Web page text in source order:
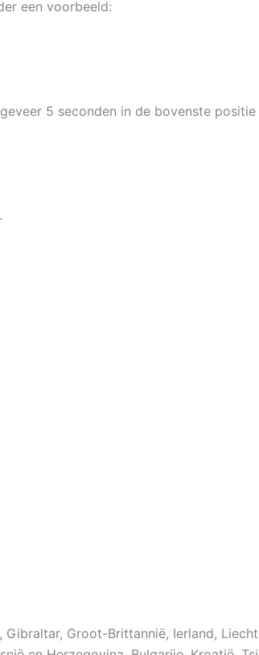
een voorbeeld:
5 seconden in de bovenste
Groot-Brittannië, Ierland,